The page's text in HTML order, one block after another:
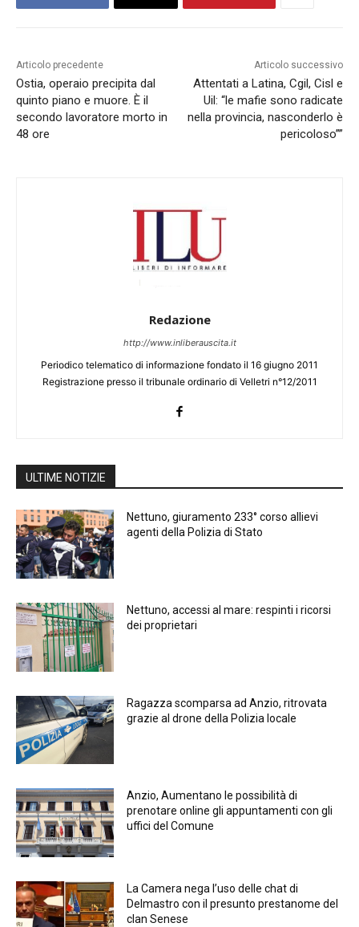
Articolo precedente
Ostia, operaio precipita dal
quinto piano e muore. È il
secondo lavoratore morto in
48 ore
Articolo successivo
Attentati a Latina, Cgil, Cisl e
Uil: “le mafie sono radicate
nella provincia, nasconderlo è
pericoloso””
Redazione
http://www.inliberauscita.it
Periodico telematico di informazione fondato il 16 giugno 2011
Registrazione presso il tribunale ordinario di Velletri n°12/2011
ULTIME NOTIZIE
Nettuno, giuramento 233° corso allievi
agenti della Polizia di Stato
Nettuno, accessi al mare: respinti i ricorsi
dei proprietari
Ragazza scomparsa ad Anzio, ritrovata
grazie al drone della Polizia locale
Anzio, Aumentano le possibilità di
prenotare online gli appuntamenti con gli
uffici del Comune
La Camera nega l’uso delle chat di
Delmastro con il presunto prestanome del
clan Senese